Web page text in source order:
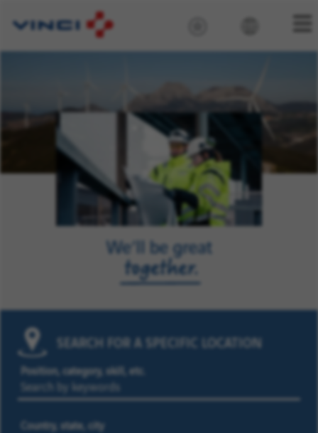
SEARCH FOR A SPECIFIC LOCATION
Position, category, skill, etc.
Country, state, city